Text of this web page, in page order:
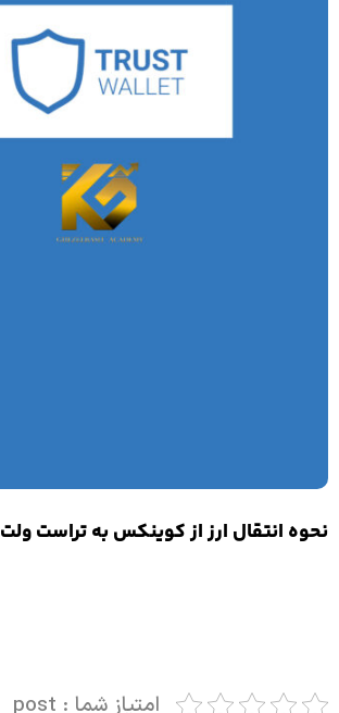
نحوه انتقال ارز از کوینکس به تراست ولت
امتیاز شما : post